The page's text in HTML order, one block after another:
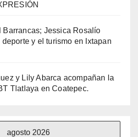
Barrancas; Jessica Rosalío
y el turismo en Ixtapan
y Lily Abarca acompañan la
Tlatlaya en Coatepec.
agosto 2026